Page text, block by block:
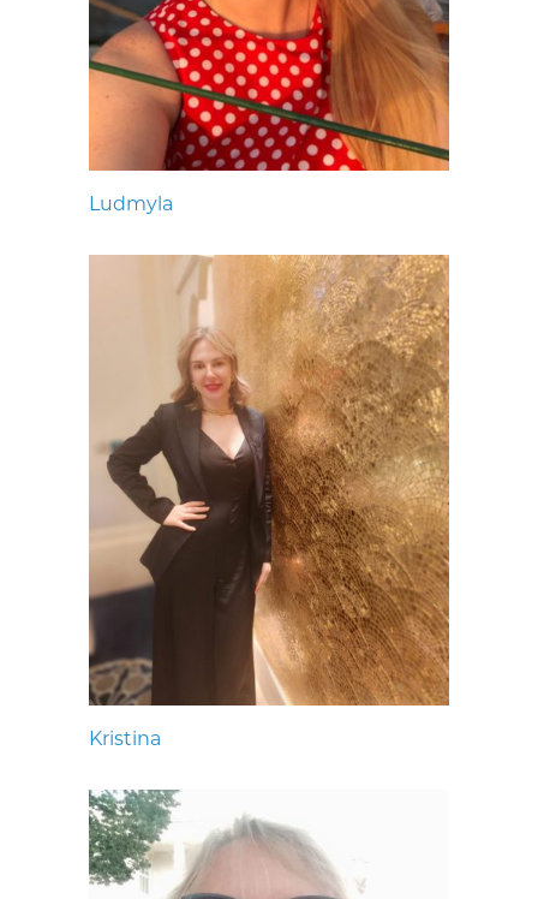
Ludmyla
Kristina